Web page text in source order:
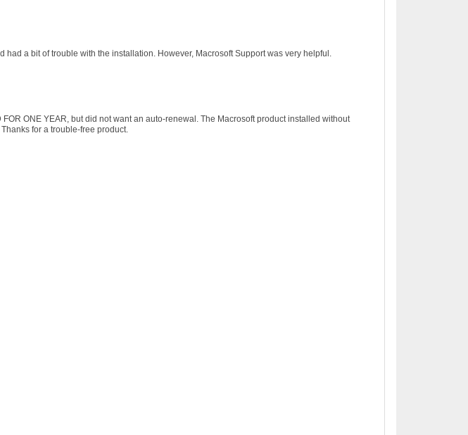
a bit of trouble with the installation. However, Macrosoft Support was very helpful.
ONE YEAR, but did not want an auto-renewal. The Macrosoft product installed without
for a trouble-free product.